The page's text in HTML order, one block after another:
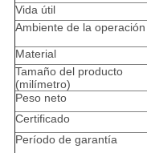
Vida útil
Ambiente de la operación
Material
Tamaño del producto
(milímetro)
Peso neto
Certificado
Período de garantía